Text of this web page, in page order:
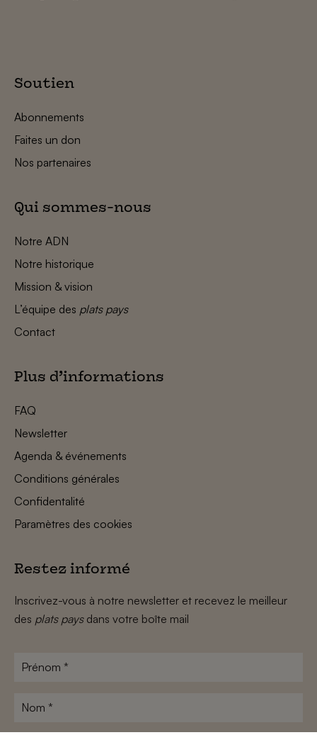
Soutien
Abonnements
Faites un don
Nos partenaires
Qui sommes-nous
Notre ADN
Notre historique
Mission & vision
L’équipe des plats pays
Contact
Plus d’informations
FAQ
Newsletter
Agenda & événements
Conditions générales
Confidentalité
Paramètres des cookies
Restez informé
Inscrivez-vous à notre newsletter et recevez le meilleur
des plats paysdans votre boîte mail
Prénom
Nom